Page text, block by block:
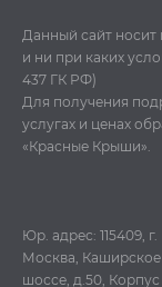
Данный сайт
и ни при каких
437 ГК РФ)
Для получения
услугах и ценах
«Красные Крыши».
Юр. адрес: 115409, г.
Москва, Каширское
шоссе, д.50, Корпус